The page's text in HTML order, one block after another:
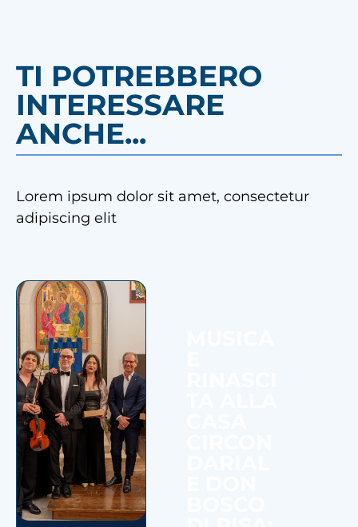
TI POTREBBERO
INTERESSARE
ANCHE...
Lorem ipsum dolor sit amet, consectetur
adipiscing elit